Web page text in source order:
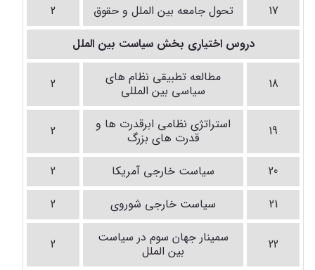
17
تحول جامعه بین الملل و حقوق
2
دروس اختیاری بخش سیاست بین الملل
18
مطالعه تطبیقی نظام های
سیاسی بین المللی
2
19
استراتژی نظامی ابرقدرت ها و
قدرت های بزرگ
2
20 سیاست خارجی آمریکا
2
21
سیاست خارجی شوروی 2
22
سمینار جهان سوم در سیاست
بین الملل
2